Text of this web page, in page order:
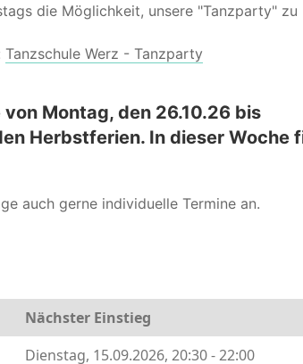
die Möglichkeit, unsere "Tanzparty" zu
Tanzschule Werz - Tanzparty
Montag, den 26.10.26 bis
Herbstferien. In dieser Woche
auch gerne individuelle Termine an.